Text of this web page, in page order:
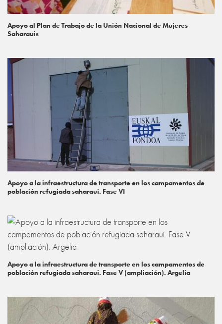
Apoyo al Plan de Trabajo de la Unión Nacional de Mujeres
Saharauis
Apoyo a la infraestructura de transporte en los campamentos de
población refugiada saharaui. Fase VI
Apoyo a la infraestructura de transporte en los campamentos de
población refugiada saharaui. Fase V (ampliación). Argelia